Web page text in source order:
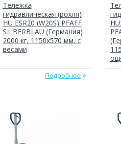
Тележка
гидравлическая (рохля)
HU ESR20 (W20S) PFAFF
SILBERBLAU (Германия)
2000 кг, 1150х570 мм, с
весами
Подробнее